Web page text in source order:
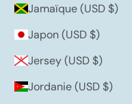
Jamaïque (USD $)
Japon (USD $)
Jersey (USD $)
Jordanie (USD $)